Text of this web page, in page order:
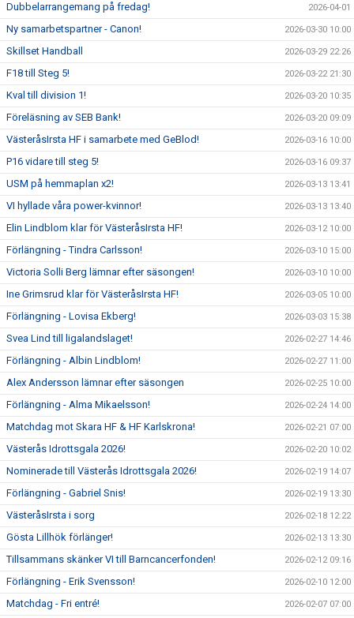
Dubbelarrangemang på fredag! 2026-04-01
Ny samarbetspartner - Canon! 2026-03-30 10:00
Skillset Handball 2026-03-29 22:26
F18 till Steg 5! 2026-03-22 21:30
Kval till division 1! 2026-03-20 10:35
Föreläsning av SEB Bank! 2026-03-20 09:09
VästeråsIrsta HF i samarbete med GeBlod! 2026-03-16 10:00
P16 vidare till steg 5! 2026-03-16 09:37
USM på hemmaplan x2! 2026-03-13 13:41
VI hyllade våra power-kvinnor! 2026-03-13 13:40
Elin Lindblom klar för VästeråsIrsta HF! 2026-03-12 10:00
Förlängning - Tindra Carlsson! 2026-03-10 15:00
Victoria Solli Berg lämnar efter säsongen! 2026-03-10 10:00
Ine Grimsrud klar för VästeråsIrsta HF! 2026-03-05 10:00
Förlängning - Lovisa Ekberg! 2026-03-03 15:38
Svea Lind till ligalandslaget! 2026-02-27 14:46
Förlängning - Albin Lindblom! 2026-02-27 11:00
Alex Andersson lämnar efter säsongen 2026-02-25 10:00
Förlängning - Alma Mikaelsson! 2026-02-24 14:00
Matchdag mot Skara HF & HF Karlskrona! 2026-02-21 07:00
Västerås Idrottsgala 2026! 2026-02-20 10:02
Nominerade till Västerås Idrottsgala 2026! 2026-02-19 14:07
Förlängning - Gabriel Snis! 2026-02-19 13:30
VästeråsIrsta i sorg 2026-02-18 12:22
Gösta Lillhök förlänger! 2026-02-13 13:30
Tillsammans skänker VI till Barncancerfonden! 2026-02-12 09:16
Förlängning - Erik Svensson! 2026-02-10 12:00
Matchdag - Fri entré! 2026-02-07 07:00